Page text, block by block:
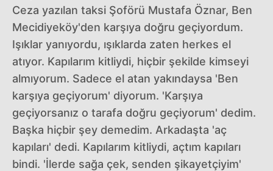
Ceza yazılan taksi Şoförü Mustafa Öznar, Ben
Mecidiyeköy'den karşıya doğru geçiyordum.
Işıklar yanıyordu, ışıklarda zaten herkes el
atıyor. Kapılarım kitliydi, hiçbir şekilde kimseyi
almıyorum. Sadece el atan yakındaysa 'Ben
karşıya geçiyorum' diyorum. 'Karşıya
geçiyorsanız o tarafa doğru geçiyorum' dedim.
Başka hiçbir şey demedim. Arkadaşta 'aç
kapıları' dedi. Kapılarım kitliydi, açtım kapıları
bindi. 'İlerde sağa çek, senden şikayetçiyim'